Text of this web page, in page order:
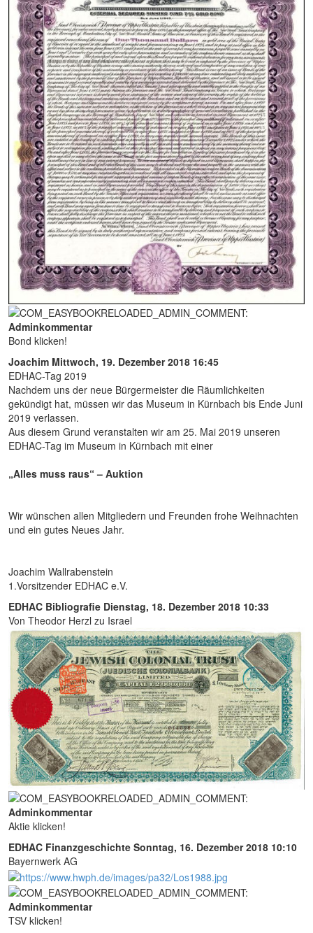
Adminkommentar
Bond klicken!
Joachim Mittwoch, 19. Dezember 2018 16:45
EDHAC-Tag 2019
Nachdem uns der neue Bürgermeister die Räumlichkeiten
gekündigt hat, müssen wir das Museum in Kürnbach bis Ende Juni
2019 verlassen.
Aus diesem Grund veranstalten wir am 25. Mai 2019 unseren
EDHAC-Tag im Museum in Kürnbach mit einer
„Alles muss raus“ – Auktion
Wir wünschen allen Mitgliedern und Freunden frohe Weihnachten
und ein gutes Neues Jahr.
Joachim Wallrabenstein
1.Vorsitzender EDHAC e.V.
EDHAC Bibliografie Dienstag, 18. Dezember 2018 10:33
Von Theodor Herzl zu Israel
Adminkommentar
Aktie klicken!
EDHAC FinanzgeschichteSonntag, 16. Dezember 2018 10:10
Bayernwerk AG
Adminkommentar
TSV klicken!